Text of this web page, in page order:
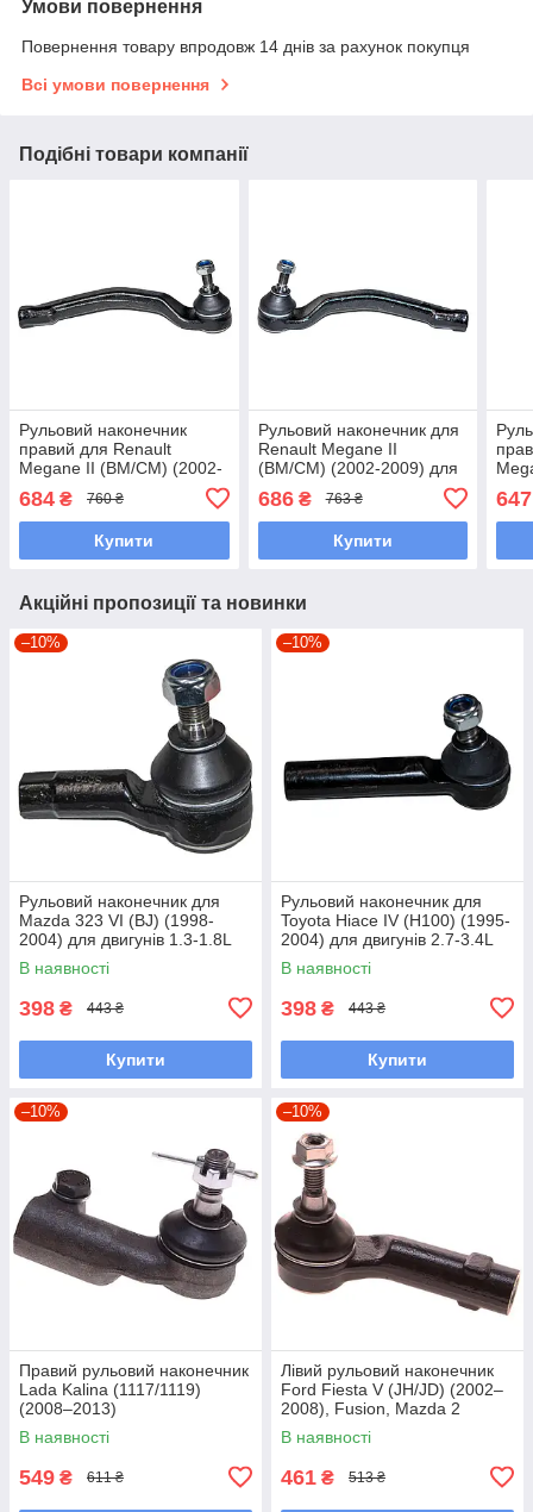
Умови повернення
Повернення товару впродовж 14 днів за рахунок покупця
Всі умови повернення
Подібні товари компанії
Рульовий наконечник
правий для Renault
Megane II (BM/CM) (2002-
2.0L
684 ₴ 760 ₴
Купити
Рульовий наконечник для
Renault Megane II
(BM/CM) (2002-2009) для
686₴ 763 ₴
Купити
2.0L
647
Акційні пропозиції та новинки
–10%
Рульовий наконечник для
Mazda 323 VI (BJ) (1998-
2004) для двигунів 1.3-1.8L
В наявності
398 ₴ 443 ₴
Купити
–10%
Рульовий наконечник для
Toyota Hiace IV (H100) (1995-
2004) для двигунів 2.7-3.4L
В наявності
398 ₴ 443 ₴
Купити
–10%
Правий рульовий наконечник
Lada Kalina (1117/1119)
(2008–2013)
В наявності
549 ₴ 611 ₴
–10%
Лівий рульовий наконечник
Ford Fiesta V (JH/JD) (2002–
2008), Fusion, Mazda 2
В наявності
461 ₴ 513 ₴